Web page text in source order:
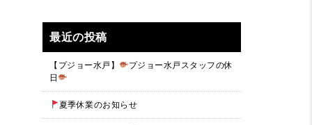
最近の投稿
【プジョー水戸】
プジョー水戸スタッフの休
日
夏季休業のお知らせ